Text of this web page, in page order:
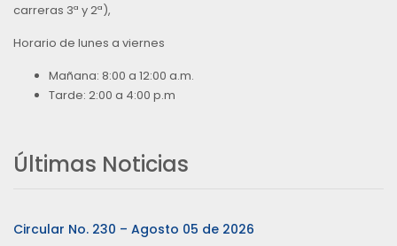
carreras 3ª y 2ª),
Horario de lunes a viernes
Mañana: 8:00 a 12:00 a.m.
Tarde: 2:00 a 4:00 p.m
Últimas Noticias
Circular No. 230 – Agosto 05 de 2026